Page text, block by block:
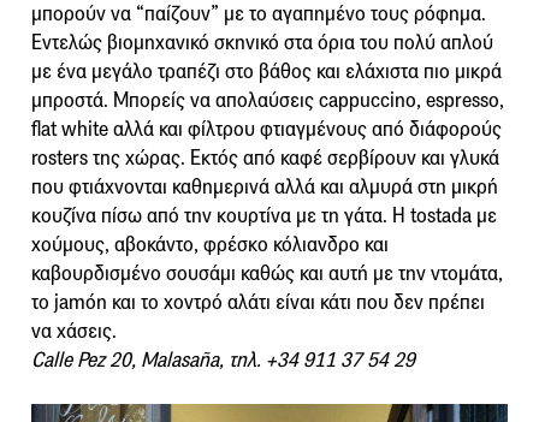
μπορούν να “παίζουν” με το αγαπημένο τους ρόφημα.
Εντελώς βιομηχανικό σκηνικό στα όρια του πολύ απλού
με ένα μεγάλο τραπέζι στο βάθος και ελάχιστα πιο μικρά
μπροστά. Μπορείς να απολαύσεις cappuccino, espresso,
flat white αλλά και φίλτρου φτιαγμένους από διάφορούς
rosters της χώρας. Εκτός από καφέ σερβίρουν και γλυκά
που φτιάχνονται καθημερινά αλλά και αλμυρά στη μικρή
κουζίνα πίσω από την κουρτίνα με τη γάτα. Η tostada με
χούμους, αβοκάντο, φρέσκο κόλιανδρο και
καβουρδισμένο σουσάμι καθώς και αυτή με την ντομάτα,
το jamón και το χοντρό αλάτι είναι κάτι που δεν πρέπει
να χάσεις.
Calle Pez 20, Malasaña, τηλ. +34 911 37 54 29